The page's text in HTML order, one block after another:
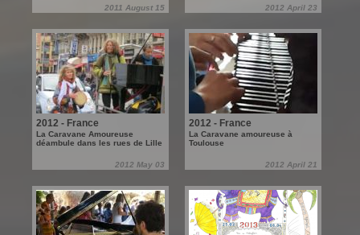
2011 August 15 2012 April 23
2012 - France
La Caravane Amoureuse
déambule dans les rues de Lille
2012 May 03
2012 - France
La Caravane amoureuse à
Toulouse
2012 April 21